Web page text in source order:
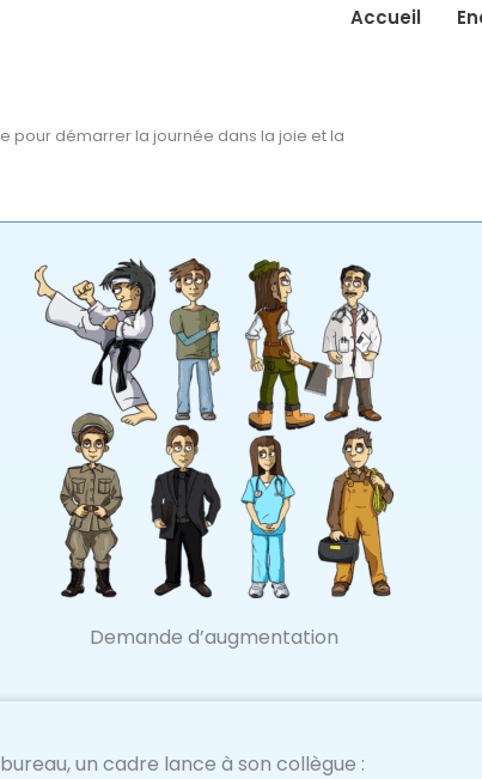
Accueil
pour démarrer la journée dans la joie et la
Demande d’augmentation
un cadre lance à son collègue :